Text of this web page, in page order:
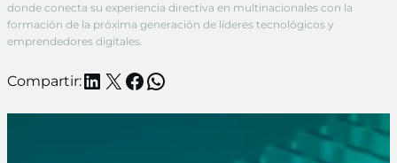
donde conecta su experiencia directiva en multinacionales con la
formación de la próxima generación de líderes tecnológicos y
emprendedores digitales.
Compartir:LinkedIn
X Facebook
WhatsApp